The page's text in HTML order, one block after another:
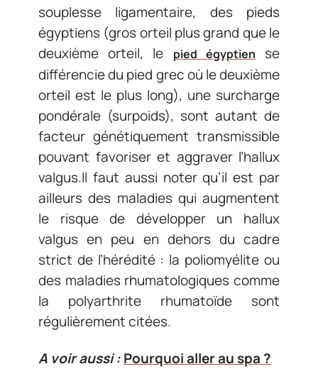
souplesse ligamentaire, des pieds
égyptiens (gros orteil plus grand que le
deuxième orteil, le
pied égyptien
se
différencie du pied grec où le deuxième
orteil est le plus long), une surcharge
pondérale (surpoids), sont autant de
facteur génétiquement transmissible
pouvant favoriser et aggraver l’hallux
valgus.Il faut aussi noter qu’il est par
ailleurs des maladies qui augmentent
le risque de développer un hallux
valgus en peu en dehors du cadre
strict de l’hérédité : la poliomyélite ou
des maladies rhumatologiques comme
la polyarthrite rhumatoïde sont
régulièrement citées.
A voir aussi :Pourquoi aller au spa ?